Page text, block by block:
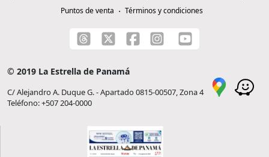
Puntos de venta
Términos y condiciones
© 2019 La Estrella de Panamá
C/ Alejandro A. Duque G. - Apartado 0815-00507, Zona 4
Teléfono: +507 204-0000